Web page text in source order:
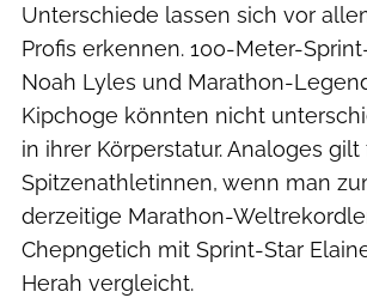
Unterschiede lassen sich vor
Profis erkennen. 100-Meter-
Noah Lyles und Marathon-
Kipchoge könnten nicht
in ihrer Körperstatur. Analoges gilt
Spitzenathletinnen, wenn man
derzeitige Marathon-
Chepngetich mit Sprint-Star
Herah vergleicht.